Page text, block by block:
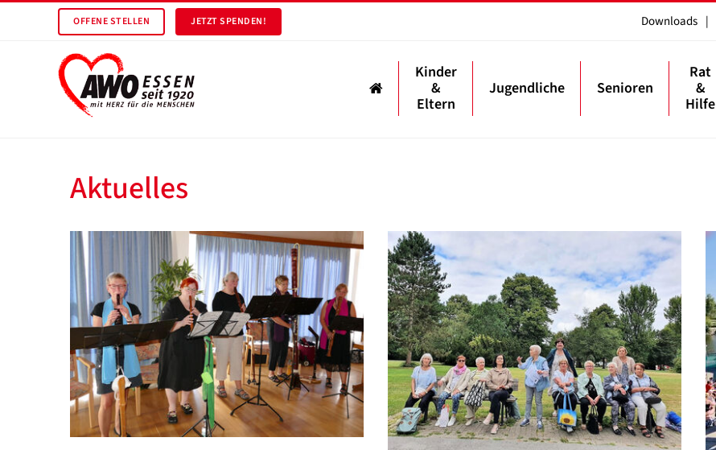
OFFENE STELLEN JETZT SPENDEN! Downloads |
Kinder
&
Eltern
Jugendliche Senioren
Rat
&
Hilfe
Aktuelles